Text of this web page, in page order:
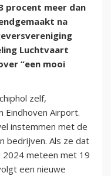
procent meer dan
na
Luchtvaart
“een mooi
zelf,
Eindhoven Airport.
instemmen met de
bedrijven. Als ze dat
2024 meteen met 19
een nieuwe